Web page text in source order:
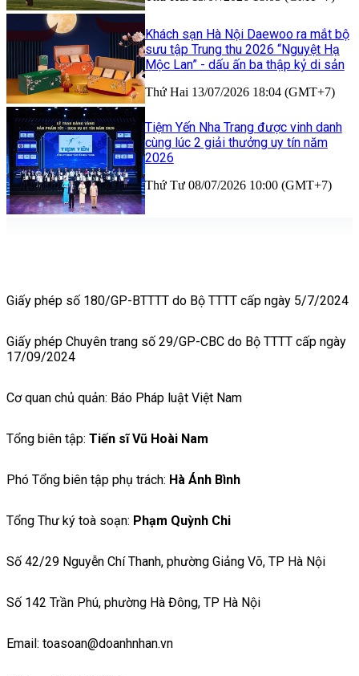
Khách sạn Hà Nội Daewoo ra mắt bộ
sưu tập Trung thu 2026 “Nguyệt Hạ
Mộc Lan” - dấu ấn ba thập kỷ di sản
Thứ Hai 13/07/2026 18:04 (GMT+7)
Tiệm Yến Nha Trang được vinh danh
cùng lúc 2 giải thưởng uy tín năm
2026
Thứ Tư 08/07/2026 10:00 (GMT+7)
Giấy phép số 180/GP-BTTTT do Bộ TTTT cấp ngày 5/7/2024
Giấy phép Chuyên trang số 29/GP-CBC do Bộ TTTT cấp ngày
17/09/2024
Cơ quan chủ quản: Báo Pháp luật Việt Nam
Tổng biên tập: Tiến sĩ Vũ Hoài Nam
Phó Tổng biên tập phụ trách: Hà Ánh Bình
Tổng Thư ký toà soạn: Phạm Quỳnh Chi
Số 42/29 Nguyễn Chí Thanh, phường Giảng Võ, TP Hà Nội
Số 142 Trần Phú, phường Hà Đông, TP Hà Nội
Email: toasoan@doanhnhan.vn